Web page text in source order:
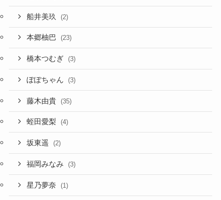
船井美玖 (2)
本郷柚巴 (23)
橋本つむぎ (3)
ぽぽちゃん (3)
藤木由貴 (35)
蛭田愛梨 (4)
坂東遥 (2)
福岡みなみ (3)
星乃夢奈 (1)